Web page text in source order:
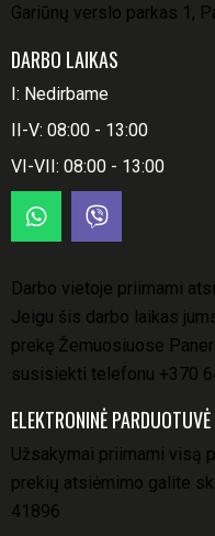
Gariūnų verslo parkas 1,
DARBO LAIKAS
I: Nedirbame
II-V: 08:00 - 13:00
VI-VII: 08:00 - 13:00
Darbo vietoje priimami
Jeigu šis darbo laikas
prekę Žemuosiuose
susisiekti telefonu +370
ELEKTRONINĖ PARDUOTUVĖ
Užsakymai priimami visą
prekių atsiėmimo galite
41896